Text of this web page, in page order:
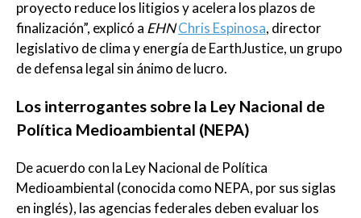
proyecto reduce los litigios y acelera los plazos de
finalización”, explicó a EHNChris Espinosa, director
legislativo de clima y energía de EarthJustice, un grupo
de defensa legal sin ánimo de lucro.
Los interrogantes sobre la Ley Nacional de
Política Medioambiental (NEPA)
De acuerdo con la Ley Nacional de Política
Medioambiental (conocida como NEPA, por sus siglas
en inglés), las agencias federales deben evaluar los